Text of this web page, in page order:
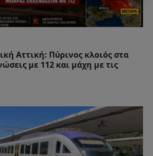
Αττική: Πύρινος κλοιός στα
με 112 και μάχη με τις